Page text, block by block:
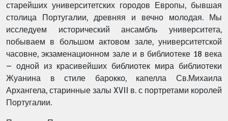
старейших университетских городов Европы, бывшая
столица Португалии, древняя и вечно молодая. Мы
исследуем исторический ансамбль университета,
побываем в большом актовом зале, университетской
часовне, экзаменационном зале и в библиотеке 18 века
– одной из красивейших библиотек мира библиотеки
Жуанина в стиле барокко, капелла Св.Михаила
Архангела, старинные залы XVII в. с портретами королей
Португалии.